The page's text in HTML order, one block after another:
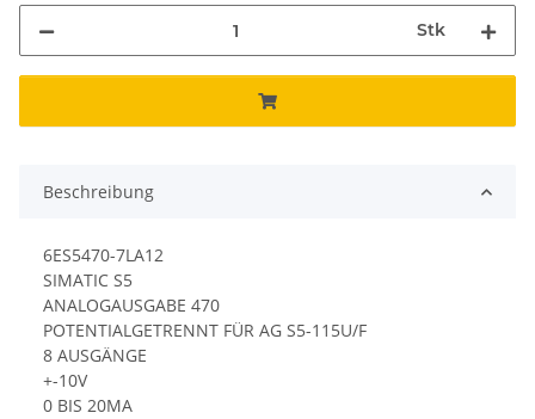
Stk
Beschreibung
6ES5470-7LA12
SIMATIC S5
ANALOGAUSGABE 470
POTENTIALGETRENNT FÜR AG S5-115U/F
8 AUSGÄNGE
+-10V
0 BIS 20MA